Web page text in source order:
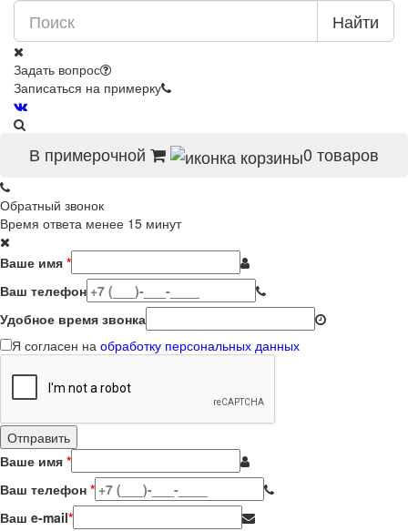
Найти
Задать вопрос
Записаться на примерку
В примерочной 0 товаров
Обратный звонок
Время ответа менее 15 минут
Ваше имя *
Ваш телефон
Удобное время звонка
Я согласен на обработку персональных данных
Ваше имя *
Ваш телефон *
Ваш e-mail*